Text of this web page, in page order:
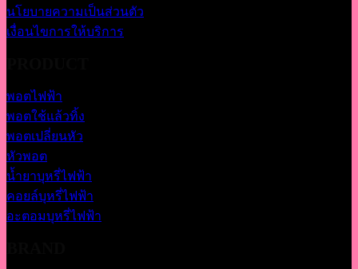
นโยบายความเป็นส่วนตัว
เงื่อนไขการให้บริการ
พอตไฟฟ้า
พอตใช้แล้วทิ้ง
พอตเปลี่ยนหัว
หัวพอต
น้ำยาบุหรี่ไฟฟ้า
คอยล์บุหรี่ไฟฟ้า
อะตอมบุหรี่ไฟฟ้า